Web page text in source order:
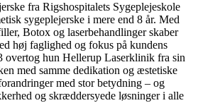
fra Rigshospitalets Sygeplejeskole
sygeplejerske i mere end 8 år. Med
Botox og laserbehandlinger skaber
høj faglighed og fokus på kundens
overtog hun Hellerup Laserklinik fra sin
med samme dedikation og æstetiske
med stor betydning – og
og skræddersyede løsninger i alle